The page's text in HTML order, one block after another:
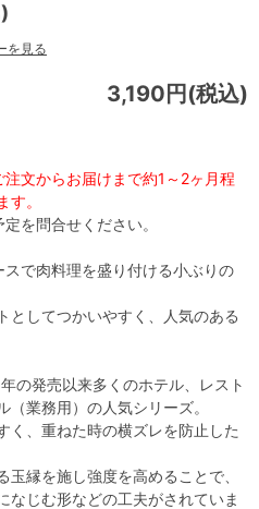
を見る
3,190円(税込)
文からお届けまで約1～2ヶ月程
。
を問合せください。
で肉料理を盛り付ける小ぶりの
としてつかいやすく、人気のある
の発売以来多くのホテル、レスト
業務用）の人気シリーズ。
く、重ねた時の横ズレを防止した
縁を施し強度を高めることで、
なじむ形などの工夫がされていま